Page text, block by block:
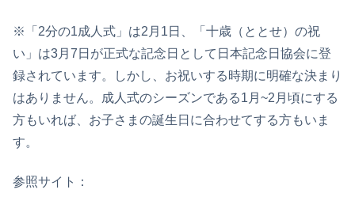
※「2分の1成人式」は2月1日、「十歳（ととせ）の祝
い」は3月7日が正式な記念日として日本記念日協会に登
録されています。しかし、お祝いする時期に明確な決まり
はありません。成人式のシーズンである1月~2月頃にする
方もいれば、お子さまの誕生日に合わせてする方もいま
す。
参照サイト：